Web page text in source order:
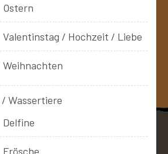
Ostern
Valentinstag / Hochzeit / Liebe
Weihnachten
/ Wassertiere
Delfine
Frösche